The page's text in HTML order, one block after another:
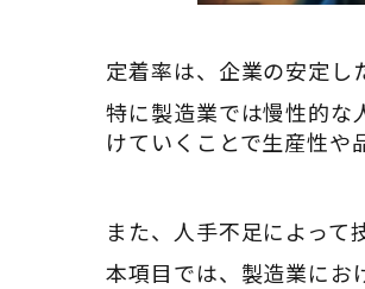
定着率は、企業の安定し
特に製造業では慢性的な
けていくことで生産性や
また、人手不足によって
本項目では、製造業にお